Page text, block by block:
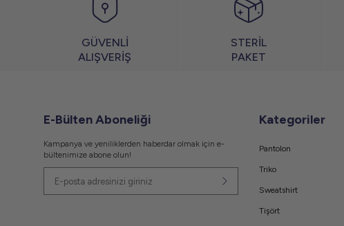
GÜVENLİ
ALIŞVERİŞ
STERİL
PAKET
E-Bülten Aboneliği
Kampanya ve yeniliklerden haberdar olmak için e-
bültenimize abone olun!
Kategoriler
Pantolon
Triko
Sweatshirt
Tişört